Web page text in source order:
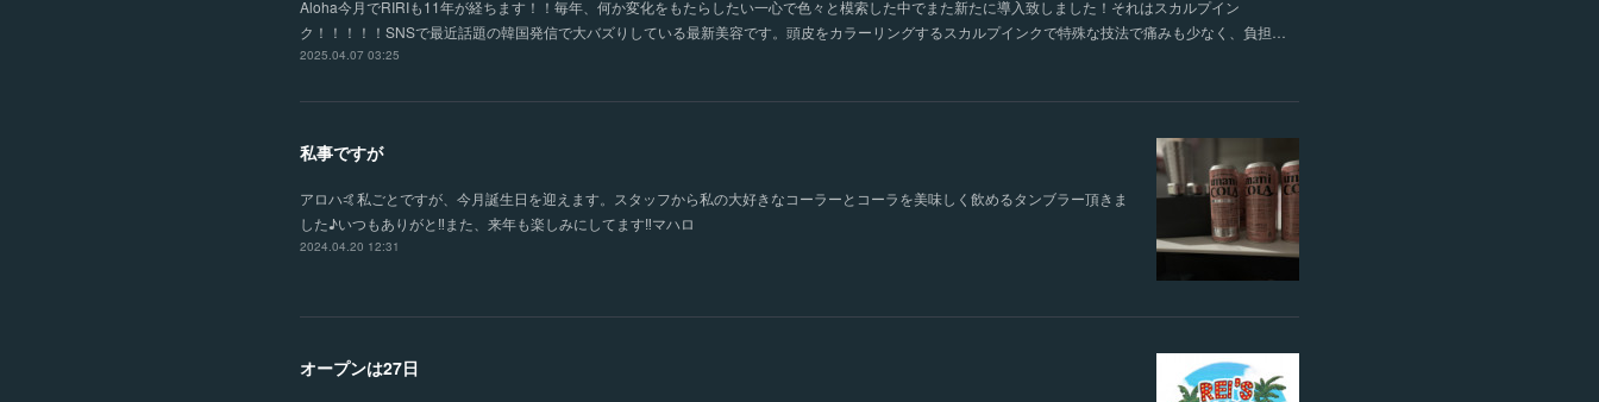
Aloha今月でRIRIも11年が経ちます！！毎年、何か変化をもたらしたい一心で色々と模索した中でまた新たに導入致しました！それはスカルプイン
ク！！！！！SNSで最近話題の韓国発信で大バズりしている最新美容です。頭皮をカラーリングするスカルプインクで特殊な技法で痛みも少なく、負担…
2025.04.07 03:25
私事ですが
アロハ🤙私ごとですが、今月誕生日を迎えます。スタッフから私の大好きなコーラーとコーラを美味しく飲めるタンブラー頂きま
した♪いつもありがと‼️また、来年も楽しみにしてます‼️マハロ
2024.04.20 12:31
オープンは27日